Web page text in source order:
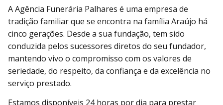
A Agência Funerária Palhares é uma empresa de
tradição familiar que se encontra na família Araújo há
cinco gerações. Desde a sua fundação, tem sido
conduzida pelos sucessores diretos do seu fundador,
mantendo vivo o compromisso com os valores de
seriedade, do respeito, da confiança e da excelência no
serviço prestado.
Estamos disponíveis 24 horas por dia para prestar